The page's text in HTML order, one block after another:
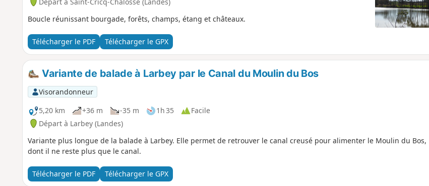
Boucle réunissant bourgade, forêts, champs, étang et châteaux.
Télécharger le PDF Télécharger le GPX
Variante de balade à Larbey par le Canal du Moulin du Bos
Visorandonneur
5,20 km
+36 m -35 m 1h 35
Facile
Départ à Larbey (Landes)
Variante plus longue de la balade à Larbey. Elle permet de retrouver le canal creusé pour alimenter le Moulin du Bos,
dont il ne reste plus que le canal.
Télécharger le PDF Télécharger le GPX